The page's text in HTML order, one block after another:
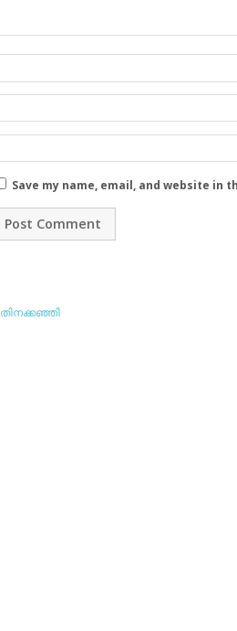
Save my name, email, and website
തിനക്കഞ്ഞി